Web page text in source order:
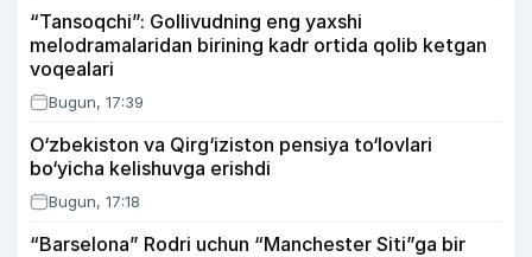
“Tansoqchi”: Gollivudning eng yaxshi
melodramalaridan birining kadr ortida qolib ketgan
voqealari
Bugun, 17:39
O‘zbekiston va Qirg‘iziston pensiya to‘lovlari
bo‘yicha kelishuvga erishdi
Bugun, 17:18
“Barselona” Rodri uchun “Manchester Siti”ga bir